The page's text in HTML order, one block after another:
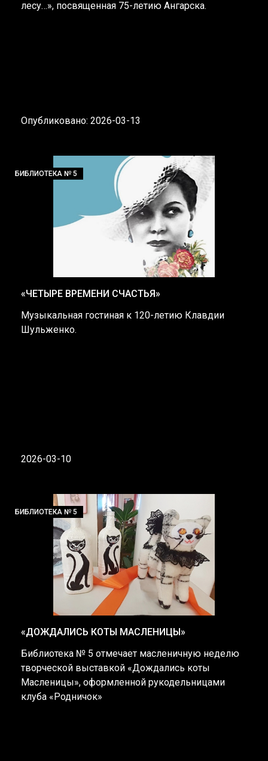
лесу…», посвященная 75-летию Ангарска.
Опубликовано: 2026-03-13
БИБЛИОТЕКА № 5
«ЧЕТЫРЕ ВРЕМЕНИ СЧАСТЬЯ»
Музыкальная гостиная к 120-летию Клавдии
Шульженко.
2026-03-10
БИБЛИОТЕКА № 5
«ДОЖДАЛИСЬ КОТЫ МАСЛЕНИЦЫ»
Библиотека № 5 отмечает масленичную неделю
творческой выставкой «Дождались коты
Масленицы», оформленной рукодельницами
клуба «Родничок»